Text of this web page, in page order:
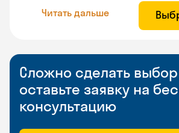
Читать дальше
Сложно сделать
оставьте заявку на
консультацию